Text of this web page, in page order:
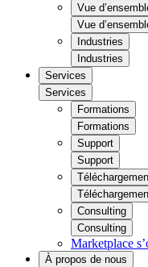
Vue
Vue
Industries
Industries
Services
Services
Formations
Formations
Support
Support
Consulting
Consulting
Marketplace
À propos de nous